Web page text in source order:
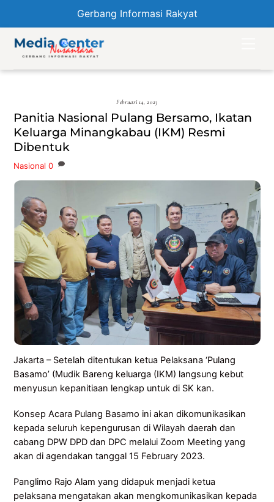
Gerbang Informasi Rakyat
content
Februari 14, 2023
Panitia Nasional Pulang Bersamo, Ikatan
Keluarga Minangkabau (IKM) Resmi
Dibentuk
Nasional 0
Jakarta – Setelah ditentukan ketua Pelaksana ‘Pulang
Basamo’ (Mudik Bareng keluarga (IKM) langsung kebut
menyusun kepanitiaan lengkap untuk di SK kan.
Konsep Acara Pulang Basamo ini akan dikomunikasikan
kepada seluruh kepengurusan di Wilayah daerah dan
cabang DPW DPD dan DPC melalui Zoom Meeting yang
akan di agendakan tanggal 15 February 2023.
Panglimo Rajo Alam yang didapuk menjadi ketua
pelaksana mengatakan akan mengkomunikasikan kepada